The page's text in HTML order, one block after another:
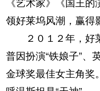
领好莱坞风潮，赢得
２０１２年，好
普因扮演“铁娘子”、
金球奖最佳女主角奖